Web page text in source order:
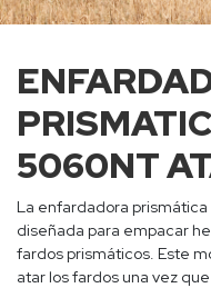
5060NT
La enfardadora
diseñada para empacar
fardos prismáticos. Este
atar los fardos una vez